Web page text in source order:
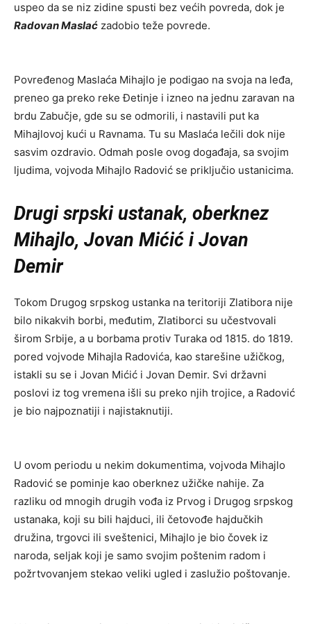
uspeo da se niz zidine spusti bez većih povreda, dok je
Radovan Maslać zadobio teže povrede.
Povređenog Maslaća Mihajlo je podigao na svoja na leđa,
preneo ga preko reke Đetinje i izneo na jednu zaravan na
brdu Zabučje, gde su se odmorili, i nastavili put ka
Mihajlovoj kući u Ravnama. Tu su Maslaća lečili dok nije
sasvim ozdravio. Odmah posle ovog događaja, sa svojim
ljudima, vojvoda Mihajlo Radović se priključio ustanicima.
Drugi srpski ustanak, oberknez
Mihajlo, Jovan Mićić i Jovan
Demir
Tokom Drugog srpskog ustanka na teritoriji Zlatibora nije
bilo nikakvih borbi, međutim, Zlatiborci su učestvovali
širom Srbije, a u borbama protiv Turaka od 1815. do 1819.
pored vojvode Mihajla Radovića, kao starešine užičkog,
istakli su se i Jovan Mićić i Jovan Demir. Svi državni
poslovi iz tog vremena išli su preko njih trojice, a Radović
je bio najpoznatiji i najistaknutiji.
U ovom periodu u nekim dokumentima, vojvoda Mihajlo
Radović se pominje kao oberknez užičke nahije. Za
razliku od mnogih drugih vođa iz Prvog i Drugog srpskog
ustanaka, koji su bili hajduci, ili četovođe hajdučkih
družina, trgovci ili sveštenici, Mihajlo je bio čovek iz
naroda, seljak koji je samo svojim poštenim radom i
požrtvovanjem stekao veliki ugled i zaslužio poštovanje.